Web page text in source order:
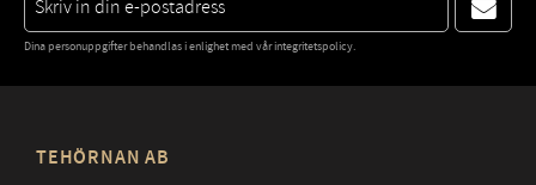
Dina personuppgifter behandlas i enlighet med vårintegritetspolicy.
TEHÖRNAN AB